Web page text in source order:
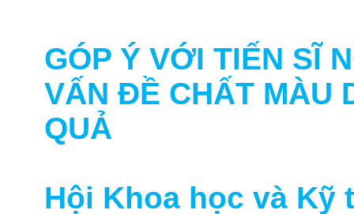
GÓP Ý VỚI TIẾN SĨ
VẤN ÐỀ CHẤT MÀU
QUẢ
Hội Khoa học và Kỹ